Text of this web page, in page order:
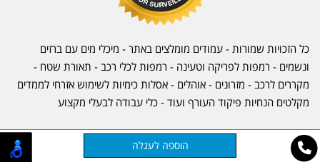
כל הזכויות שמורות - עמודים מומלצים באתר - מיכלי מים עם ברזים
ונשמים - רמפות לפריקה וטעינה - רמפות לכלי רכב - תאורת שטח -
מקררים לרכב - מזרונים - אוהלים - אסלות כימיות לשימוש אזרחי לממדים
מקלטים הנחיות פיקוד העורף ועוד - כלי עבודה לבעלי מקצוע
אתר זה מופעל באמצעותקוד נטבניית אתרים